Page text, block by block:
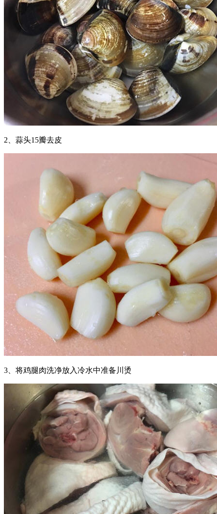
2、蒜头15瓣去皮
3、将鸡腿肉洗净放入冷水中准备川烫